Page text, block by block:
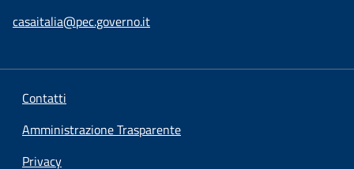
casaitalia@pec.governo.it
Contatti
Amministrazione Trasparente
Privacy